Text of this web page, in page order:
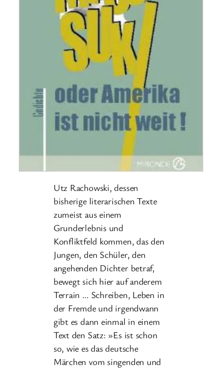
Utz Rachowski, dessen
bisherige literarischen Texte
zumeist aus einem
Grunderlebnis und
Konfliktfeld kommen, das den
Jungen, den Schüler, den
angehenden Dichter betraf,
bewegt sich hier auf anderem
Terrain … Schreiben, Leben in
der Fremde und irgendwann
gibt es dann einmal in einem
Text den Satz: »Es ist schon
so, wie es das deutsche
Märchen vom singenden und